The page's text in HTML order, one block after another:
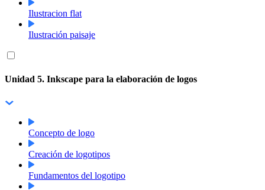
Ilustracion flat
Ilustración paisaje
Unidad 5. Inkscape para la elaboración de logos
Concepto de logo
Creación de logotipos
Fundamentos del logotipo